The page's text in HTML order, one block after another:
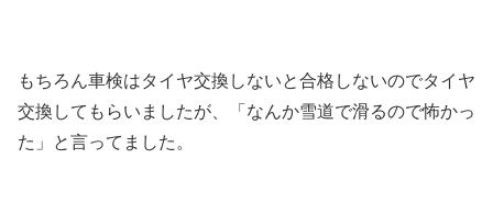
もちろん車検はタイヤ交換しないと合格しないのでタイヤ
交換してもらいましたが、「なんか雪道で滑るので怖かっ
た」と言ってました。